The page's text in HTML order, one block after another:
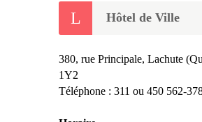
Hôtel de Ville
380, rue Principale, Lachute
1Y2
Téléphone : 311 ou 450 562-